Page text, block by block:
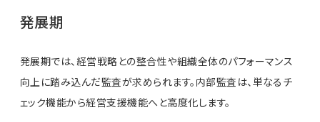
発展期
発展期では、経営戦略との整合性や組織全体のパフォーマンス
向上に踏み込んだ監査が求められます。内部監査は、単なるチ
ェック機能から経営支援機能へと高度化します。